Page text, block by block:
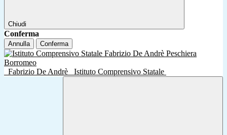
Chiudi
Conferma
Annulla Conferma
Fabrizio De Andrè Istituto Comprensivo Statale